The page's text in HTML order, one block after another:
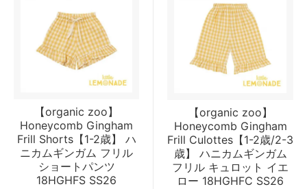
【organic zoo】
Honeycomb Gingham
Frill Shorts【1-2歳】 ハ
ニカムギンガム フリル
ショートパンツ
18HGHFS SS26
【organic zoo】
Honeycomb Gingham
Frill Culottes【1-2歳/2-3
歳】 ハニカムギンガム
フリル キュロット イエ
ロー 18HGHFC SS26